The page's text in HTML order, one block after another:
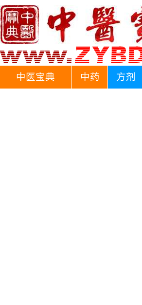
中医宝典 中药 方剂